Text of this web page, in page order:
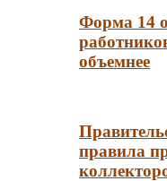
Форма 14 о
объемнее
правила